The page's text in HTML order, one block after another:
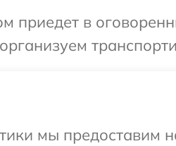
приедет в
мы предоставим